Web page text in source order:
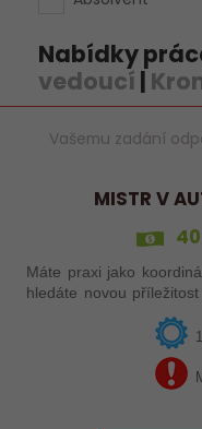
Nabídky
vedoucí |
Vašemu zadání
MISTR V
Máte praxi jako
hledáte novou
zakázek a bohatou